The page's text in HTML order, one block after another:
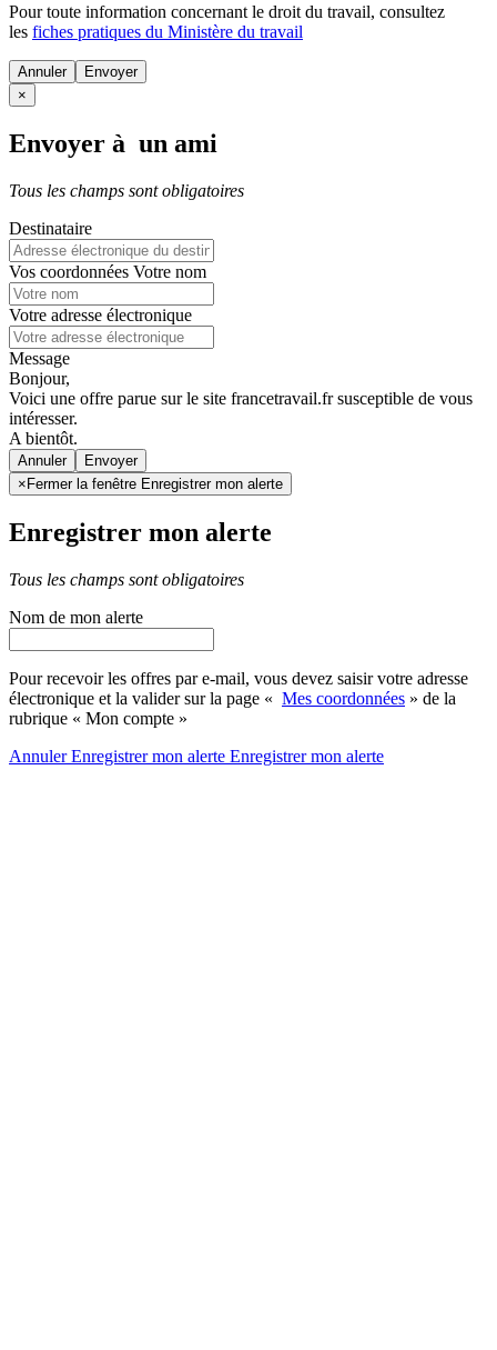
Pour toute information concernant le droit du travail, consultez
les fiches pratiques du Ministère du travail
Annuler
×
Envoyer à un ami
Tous les champs sont obligatoires
Destinataire
Vos coordonnées Votre nom
Votre adresse électronique
Message
Bonjour,
Voici une offre parue sur le site francetravail.fr susceptible de vous
intéresser.
A bientôt.
Annuler
× Fermer la fenêtre Enregistrer mon alerte
Enregistrer mon alerte
Tous les champs sont obligatoires
Nom de mon alerte
Pour recevoir les offres par e-mail, vous devez saisir votre adresse
électronique et la valider sur la page « Mes coordonnées » de la
rubrique « Mon compte »
AnnulerEnregistrer mon alerte Enregistrermon alerte